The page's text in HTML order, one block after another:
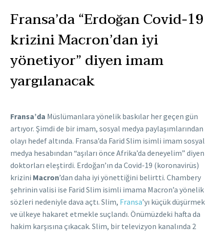
Fransa’da “Erdoğan Covid-19
krizini Macron’dan iyi
yönetiyor” diyen imam
yargılanacak
Fransa’da Müslümanlara yönelik baskılar her geçen gün
artıyor. Şimdi de bir imam, sosyal medya paylaşımlarından
olayı hedef altında. Fransa’da Farid Slim isimli imam sosyal
medya hesabından “aşıları önce Afrika’da deneyelim” diyen
doktorları eleştirdi. Erdoğan’ın da Covid-19 (koronavirüs)
krizini Macron’dan daha iyi yönettiğini belirtti. Chambery
şehrinin valisi ise Farid Slim isimli imama Macron’a yönelik
sözleri nedeniyle dava açtı. Slim, Fransa’yı küçük düşürmek
ve ülkeye hakaret etmekle suçlandı. Önümüzdeki hafta da
hakim karşısına çıkacak. Slim, bir televizyon kanalında 2